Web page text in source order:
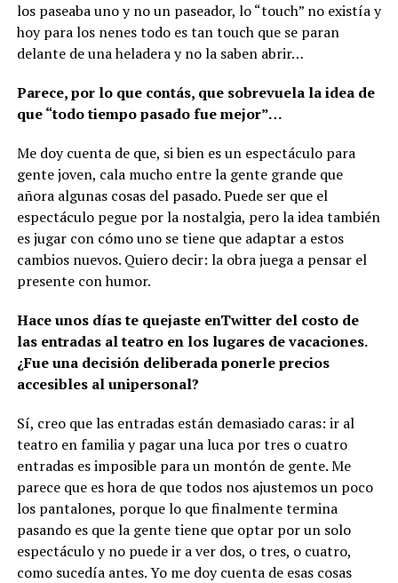
los paseaba uno y no un paseador, lo “touch” no existía y
hoy para los nenes todo es tan touch que se paran
delante de una heladera y no la saben abrir…
Parece, por lo que contás, que sobrevuela la idea de
que “todo tiempo pasado fue mejor”…
Me doy cuenta de que, si bien es un espectáculo para
gente joven, cala mucho entre la gente grande que
añora algunas cosas del pasado. Puede ser que el
espectáculo pegue por la nostalgia, pero la idea también
es jugar con cómo uno se tiene que adaptar a estos
cambios nuevos. Quiero decir: la obra juega a pensar el
presente con humor.
Hace unos días te quejaste enTwitter del costo de
las entradas al teatro en los lugares de vacaciones.
¿Fue una decisión deliberada ponerle precios
accesibles al unipersonal?
Sí, creo que las entradas están demasiado caras: ir al
teatro en familia y pagar una luca por tres o cuatro
entradas es imposible para un montón de gente. Me
parece que es hora de que todos nos ajustemos un poco
los pantalones, porque lo que finalmente termina
pasando es que la gente tiene que optar por un solo
espectáculo y no puede ir a ver dos, o tres, o cuatro,
como sucedía antes. Yo me doy cuenta de esas cosas